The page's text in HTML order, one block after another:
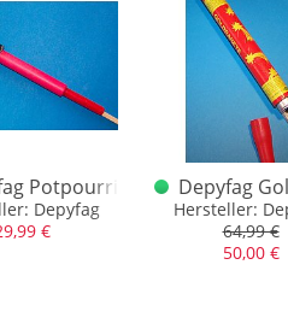
Potpourri
Depyfag
€
Depyfag
Hersteller:
64,99 €
50,00 €